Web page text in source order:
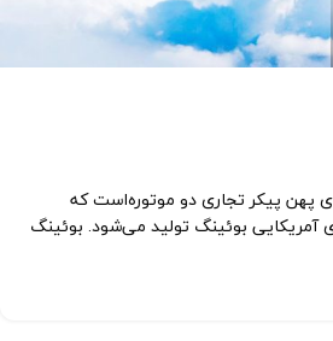
هواپیمای پهن پیکر تجاری دو موتوره‌است که
بوئینگ تولید می‌شود. بوئینگ